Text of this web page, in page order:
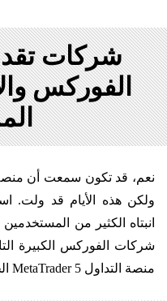
الفوركس
ولكن هذه الأيام قد ولت.
انبتاه الكثير من
شركات الفوركس الكبيرة
منصة التداول MetaTrader 5 الحديثة.